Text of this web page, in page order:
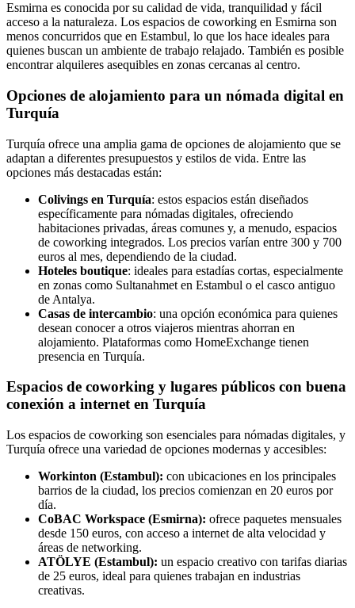
Esmirna es conocida por su calidad de vida, tranquilidad y fácil
acceso a la naturaleza. Los espacios de coworking en Esmirna son
menos concurridos que en Estambul, lo que los hace ideales para
quienes buscan un ambiente de trabajo relajado. También es posible
encontrar alquileres asequibles en zonas cercanas al centro.
Opciones de alojamiento para un nómada digital en
Turquía
Turquía ofrece una amplia gama de opciones de alojamiento que se
adaptan a diferentes presupuestos y estilos de vida. Entre las
opciones más destacadas están:
Colivings en Turquía: estos espacios están diseñados
específicamente para nómadas digitales, ofreciendo
habitaciones privadas, áreas comunes y, a menudo, espacios
de coworking integrados. Los precios varían entre 300 y 700
euros al mes, dependiendo de la ciudad.
Hoteles boutique: ideales para estadías cortas, especialmente
en zonas como Sultanahmet en Estambul o el casco antiguo
de Antalya.
Casas de intercambio: una opción económica para quienes
desean conocer a otros viajeros mientras ahorran en
alojamiento. Plataformas como HomeExchange tienen
presencia en Turquía.
Espacios de coworking y lugares públicos con buena
conexión a internet en Turquía
Los espacios de coworking son esenciales para nómadas digitales, y
Turquía ofrece una variedad de opciones modernas y accesibles:
Workinton (Estambul): con ubicaciones en los principales
barrios de la ciudad, los precios comienzan en 20 euros por
día.
CoBAC Workspace (Esmirna): ofrece paquetes mensuales
desde 150 euros, con acceso a internet de alta velocidad y
áreas de networking.
ATÖLYE (Estambul): un espacio creativo con tarifas diarias
de 25 euros, ideal para quienes trabajan en industrias
creativas.